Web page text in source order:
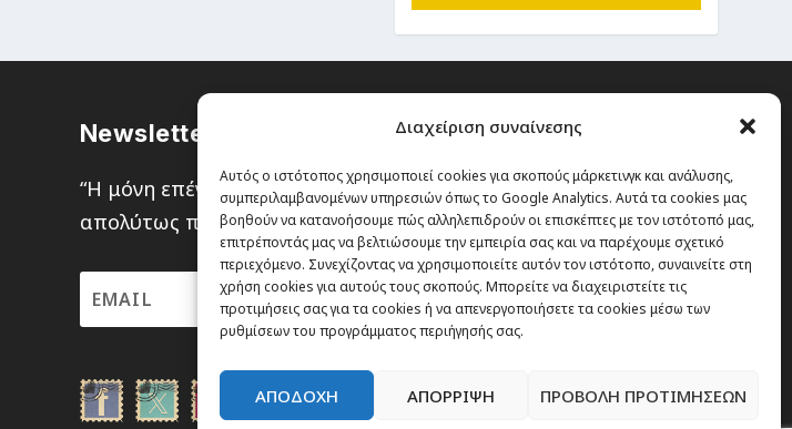
Διαχείριση συναίνεσης
Αυτός ο ιστότοπος χρησιμοποιεί cookies για σκοπούς μάρκετινγκ και ανάλυσης,
συμπεριλαμβανομένων υπηρεσιών όπως το Google Analytics. Αυτά τα cookies μας
βοηθούν να κατανοήσουμε πώς αλληλεπιδρούν οι επισκέπτες με τον ιστότοπό μας,
επιτρέποντάς μας να βελτιώσουμε την εμπειρία σας και να παρέχουμε σχετικό
περιεχόμενο. Συνεχίζοντας να χρησιμοποιείτε αυτόν τον ιστότοπο, συναινείτε στη
χρήση cookies για αυτούς τους σκοπούς. Μπορείτε να διαχειριστείτε τις
προτιμήσεις σας για τα cookies ή να απενεργοποιήσετε τα cookies μέσω των
ρυθμίσεων του προγράμματος περιήγησής σας.
ΑΠΟΔΟΧΗ ΑΠΟΡΡΙΨΗ ΠΡΟΒΟΛΗ ΠΡΟΤΙΜΗΣΕΩΝ
Newsletter
“H μόνη επένδυση από την οποία δεν έχεις καμία
απολύτως πιθανότητα να χάσεις, είναι τα ταξίδια.”
Εγγραφή